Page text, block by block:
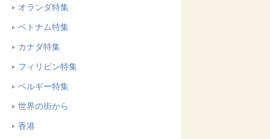
オランダ特集
ベトナム特集
カナダ特集
フィリピン特集
ベルギー特集
世界の街から
香港